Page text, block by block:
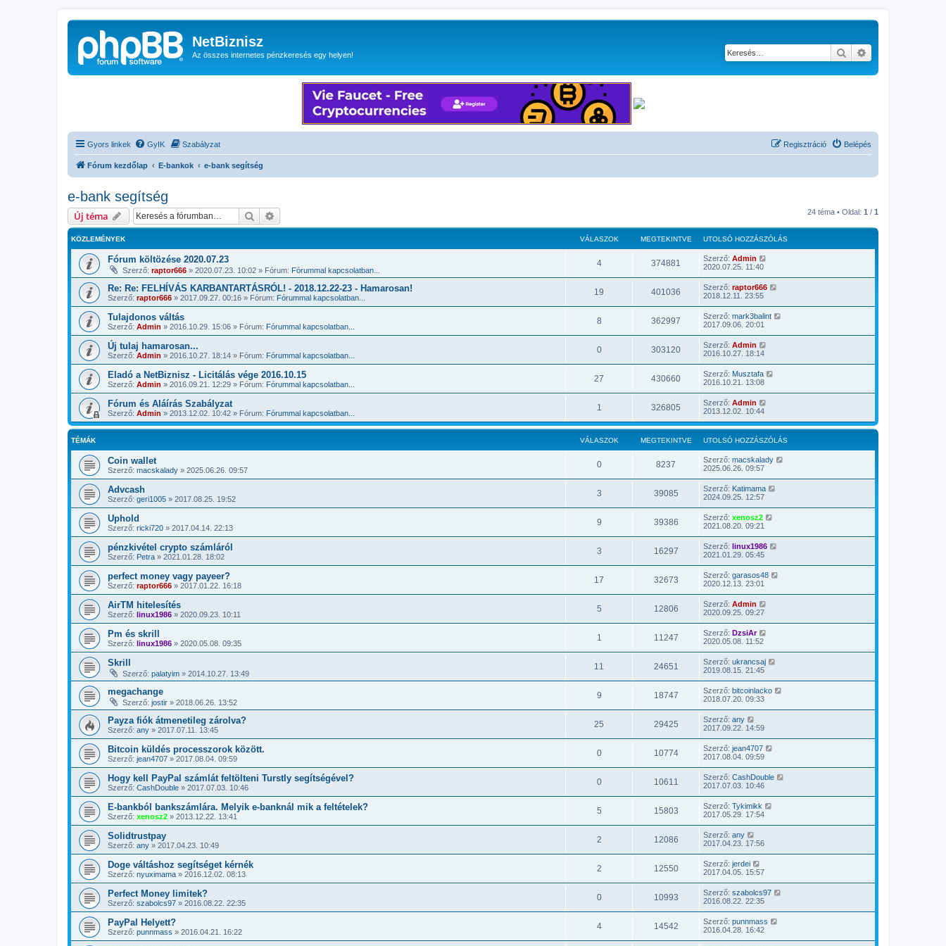
NetBiznisz
Az összes internetes pénzkeresés egy helyen! Keresés
Gyors linkek GyIK Szabályzat Belépés
Regisztráció
Fórum kezdőlap E-bankok e-bank segítség
e-bank segítség
Új téma Keresés 24 téma • Oldal: 1 / 1
KÖZLEMÉNYEK VÁLASZOK MEGTEKINTVE UTOLSÓ HOZZÁSZÓLÁS
Fórum költözése 2020.07.23
Szerző: raptor666 » 2020.07.23. 10:02 » Fórum: Fórummal kapcsolatban...
4 374881 Szerző: Admin
2020.07.25. 11:40
Re: Re: FELHÍVÁS KARBANTARTÁSRÓL! - 2018.12.22-23 - Hamarosan!
Szerző: raptor666 » 2017.09.27. 00:16 » Fórum: Fórummal kapcsolatban...
19 401036 Szerző: raptor666
2018.12.11. 23:55
Tulajdonos váltás
Szerző: Admin » 2016.10.29. 15:06 » Fórum: Fórummal kapcsolatban...
8 362997 Szerző: mark3balint
2017.09.06. 20:01
Új tulaj hamarosan...
Szerző: Admin » 2016.10.27. 18:14 » Fórum: Fórummal kapcsolatban...
0 303120 Szerző: Admin
2016.10.27. 18:14
Eladó a NetBiznisz - Licitálás vége 2016.10.15
Szerző: Admin » 2016.09.21. 12:29 » Fórum: Fórummal kapcsolatban...
27 430660 Szerző: Musztafa
2016.10.21. 13:08
Fórum és Aláírás Szabályzat
Szerző: Admin » 2013.12.02. 10:42 » Fórum: Fórummal kapcsolatban...
1 326805 Szerző: Admin
2013.12.02. 10:44
TÉMÁK VÁLASZOK MEGTEKINTVE UTOLSÓ HOZZÁSZÓLÁS
Coin wallet
Szerző: macskalady » 2025.06.26. 09:57
0 8237 Szerző: macskalady
2025.06.26. 09:57
Advcash
Szerző: geri1005 » 2017.08.25. 19:52
3 39085 Szerző: Katimama
2024.09.25. 12:57
Uphold
Szerző: ricki720 » 2017.04.14. 22:13
9 39386 Szerző: xenosz2
2021.08.20. 09:21
pénzkivétel crypto számláról
Szerző: Petra » 2021.01.28. 18:02
3 16297 Szerző: linux1986
2021.01.29. 05:45
perfect money vagy payeer?
Szerző: raptor666 » 2017.01.22. 16:18
17 32673 Szerző: garasos48
2020.12.13. 23:01
AirTM hitelesítés
Szerző: linux1986 » 2020.09.23. 10:11
5 12806 Szerző: Admin
2020.09.25. 09:27
Pm és skrill
Szerző: linux1986 » 2020.05.08. 09:35
1 11247 Szerző: DzsiAr
2020.05.08. 11:52
Skrill
Szerző: palatyim » 2014.10.27. 13:49
11 24651 Szerző: ukrancsaj
2019.08.15. 21:45
megachange
Szerző: jostir » 2018.06.26. 13:52
9 18747 Szerző: bitcoinlacko
2018.07.20. 09:33
Payza fiók átmenetileg zárolva?
Szerző: any » 2017.07.11. 13:45
25 29425 Szerző: any
2017.09.22. 14:59
Bitcoin küldés processzorok között.
Szerző: jean4707 » 2017.08.04. 09:59
0 10774 Szerző: jean4707
2017.08.04. 09:59
Hogy kell PayPal számlát feltölteni Turstly segítségével?
Szerző: CashDouble » 2017.07.03. 10:46
0 10611 Szerző: CashDouble
2017.07.03. 10:46
E-bankból bankszámlára. Melyik e-banknál mik a feltételek?
Szerző: xenosz2 » 2013.12.22. 13:41
5 15803 Szerző: Tykimikk
2017.05.29. 17:54
Solidtrustpay
Szerző: any » 2017.04.23. 10:49
2 12086 Szerző: any
2017.04.23. 17:56
Doge váltáshoz segítséget kérnék
Szerző: nyuximama » 2016.12.02. 08:13
2 12550 Szerző: jerdei
2017.04.05. 15:57
Perfect Money limitek?
Szerző: szabolcs97 » 2016.08.22. 22:35
0 10993 Szerző: szabolcs97
2016.08.22. 22:35
PayPal Helyett?
Szerző: punnmass » 2016.04.21. 16:22
4 14542 Szerző: punnmass
2016.04.28. 16:42